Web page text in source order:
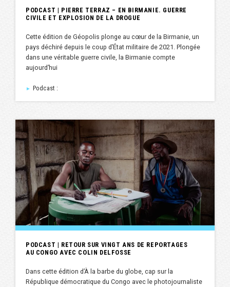
PODCAST | PIERRE TERRAZ – EN BIRMANIE. GUERRE
CIVILE ET EXPLOSION DE LA DROGUE
Cette édition de Géopolis plonge au cœur de la Birmanie, un
pays déchiré depuis le coup d’État militaire de 2021. Plongée
dans une véritable guerre civile, la Birmanie compte
aujourd’hui
► Podcast :
PODCAST | RETOUR SUR VINGT ANS DE REPORTAGES
AU CONGO AVEC COLIN DELFOSSE
Dans cette édition d’À la barbe du globe, cap sur la
République démocratique du Congo avec le photojournaliste